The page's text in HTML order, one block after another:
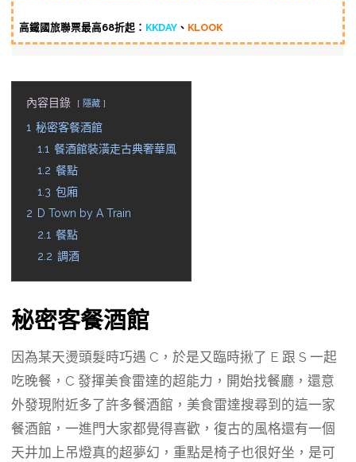
高鐵國旅聯票最高68折起： KKDAY 、 KLOOK
內容目錄 隱藏
1 秘密客餐酒館
1.1 餐酒館裝潢走古典奢華風
1.2 餐點
1.3 包廂
2 D Town by A Train
2.1 餐點
2.2 調酒
秘密客餐酒館
因為某天燙頭髮時巧遇 C，於是又臨時揪了 E 跟 S 一起
吃晚餐，C 發揮美食雷達的超能力，開始找餐廳，還意
外發現附近多了許多餐酒館，美食雷達搜尋到的這一家
餐酒館，一進門大家都覺得喜歡，復古的風格還有一個
天井加上吊燈真的超夢幻，重點是椅子也很好坐，是可